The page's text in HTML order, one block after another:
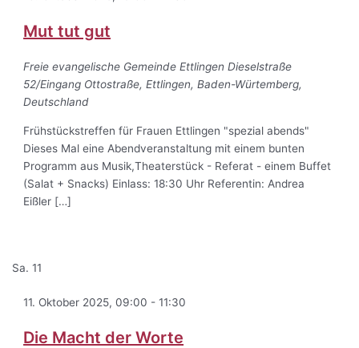
Mut tut gut
Freie evangelische Gemeinde EttlingenDieselstraße
52/Eingang Ottostraße, Ettlingen, Baden-Würtemberg,
Deutschland
Frühstückstreffen für Frauen Ettlingen "spezial abends"
Dieses Mal eine Abendveranstaltung mit einem bunten
Programm aus Musik,Theaterstück - Referat - einem Buffet
(Salat + Snacks) Einlass: 18:30 Uhr Referentin: Andrea
Eißler […]
Sa.11
11. Oktober 2025, 09:00 -11:30
Die Macht der Worte